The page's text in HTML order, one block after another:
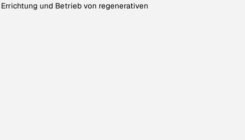
und Betrieb von regenerativen